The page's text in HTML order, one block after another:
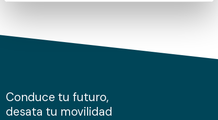
de cookies.
información sobre el uso que haga del sitio web con
nuestros partners de redes sociales, publicidad y análisis
Conduce tu futuro,
desata tu movilidad